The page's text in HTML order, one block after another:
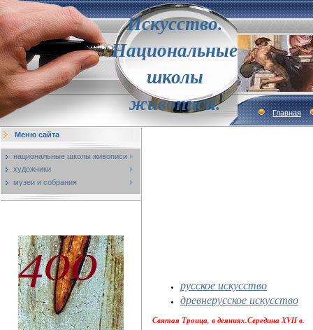
Искусство.
Национальные
школы
живописи.
Главная
Меню сайта
национальные школы живописи
художники
музеи и собрания
русское искусство
древнерусское искусство
Святая Троица, в деяниях.Середина XVII в.